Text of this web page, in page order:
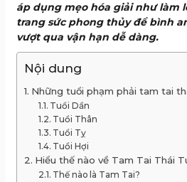
áp dụng mẹo hóa giải như làm
trang sức phong thủy để bình
vượt qua vận hạn dễ dàng.
Nội dung
Những tuổi phạm phải tam tai
Tuổi Dần
Tuổi Thân
Tuổi Tỵ
Tuổi Hợi
Hiểu thế nào về Tam Tai Thái
Thế nào là Tam Tai?